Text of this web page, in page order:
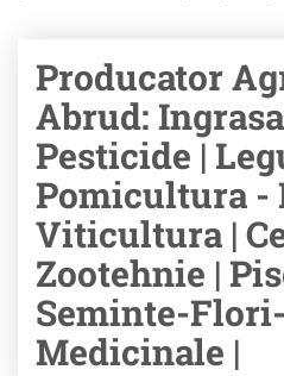
Producator
Abrud:
Pesticide |
Pomicultura -
Viticultura |
Zootehnie |
Seminte-
Medicinale |